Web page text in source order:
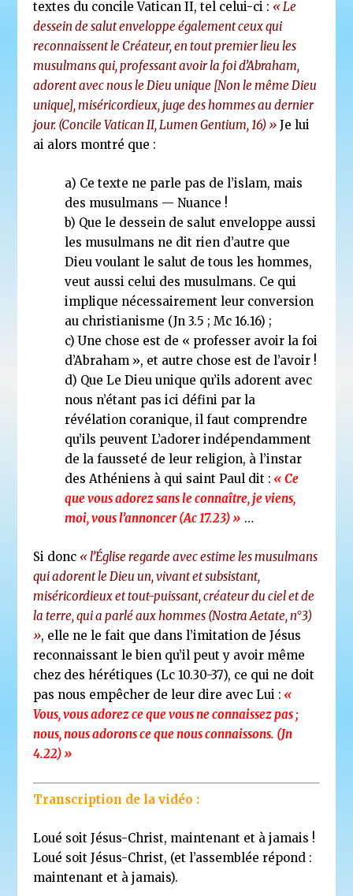
textes du concile Vatican II, tel celui-ci : « Le
dessein de salut enveloppe également ceux qui
reconnaissent le Créateur, en tout premier lieu les
musulmans qui, professant avoir la foi d’Abraham,
adorent avec nous le Dieu unique [Non le même Dieu
unique], miséricordieux, juge des hommes au dernier
jour. (Concile Vatican II, Lumen Gentium, 16) » Je lui
ai alors montré que :
a) Ce texte ne parle pas de l’islam, mais
des musulmans — Nuance !
b) Que le dessein de salut enveloppe aussi
les musulmans ne dit rien d’autre que
Dieu voulant le salut de tous les hommes,
veut aussi celui des musulmans. Ce qui
implique nécessairement leur conversion
au christianisme (Jn 3.5 ; Mc 16.16) ;
c) Une chose est de « professer avoir la foi
d’Abraham », et autre chose est de l’avoir !
d) Que Le Dieu unique qu’ils adorent avec
nous n’étant pas ici défini par la
révélation coranique, il faut comprendre
qu’ils peuvent L’adorer indépendamment
de la fausseté de leur religion, à l’instar
des Athéniens à qui saint Paul dit : « Ce
que vous adorez sans le connaître, je viens,
moi, vous l’annoncer (Ac 17.23) » …
Si donc « l’Église regarde avec estime les musulmans
qui adorent le Dieu un, vivant et subsistant,
miséricordieux et tout-puissant, créateur du ciel et de
la terre, qui a parlé aux hommes (Nostra Aetate, n°3)
», elle ne le fait que dans l’imitation de Jésus
reconnaissant le bien qu’il peut y avoir même
chez des hérétiques (Lc 10.30-37), ce qui ne doit
pas nous empêcher de leur dire avec Lui : «
Vous, vous adorez ce que vous ne connaissez pas ;
nous, nous adorons ce que nous connaissons. (Jn
4.22) »
Transcription de la vidéo :
Loué soit Jésus-Christ, maintenant et à jamais !
Loué soit Jésus-Christ, (et l’assemblée répond :
maintenant et à jamais).